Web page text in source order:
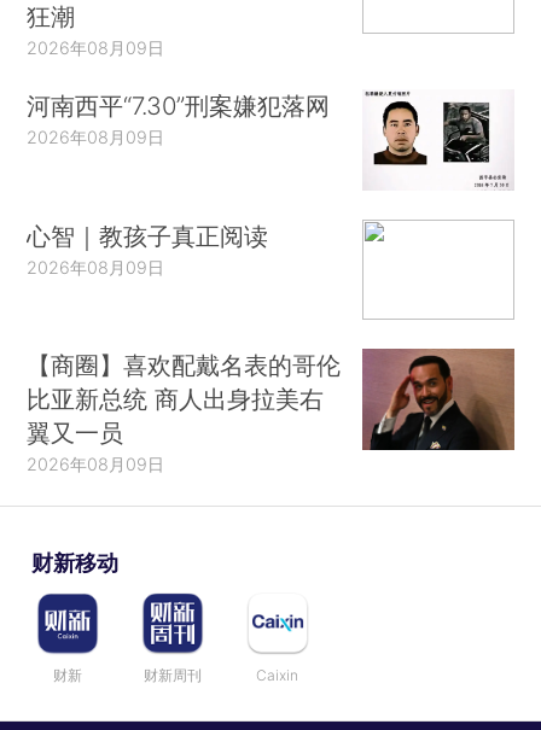
狂潮
2026年08月09日
河南西平“7.30”刑案嫌犯落网
2026年08月09日
心智｜教孩子真正阅读
2026年08月09日
【商圈】喜欢配戴名表的哥伦
比亚新总统 商人出身拉美右
翼又一员
2026年08月09日
财新移动
财新 财新周刊 Caixin